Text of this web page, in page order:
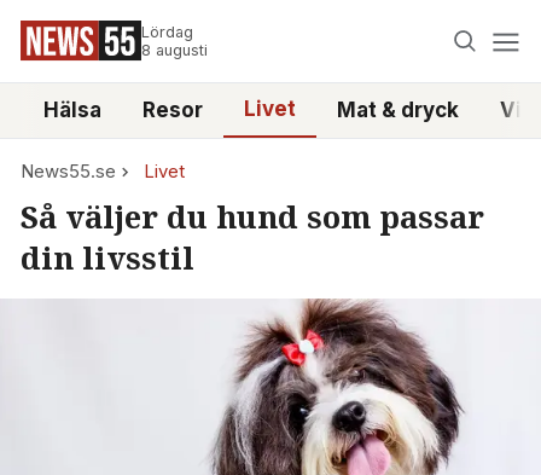
Lördag
8 augusti
Hälsa Resor Livet Mat & dryck
News55.se Livet
Så väljer du hund som passar
din livsstil